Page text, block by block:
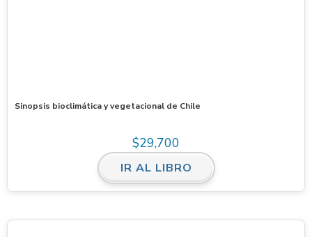
Sinopsis bioclimática y vegetacional de Chile
$29,700
IR AL LIBRO